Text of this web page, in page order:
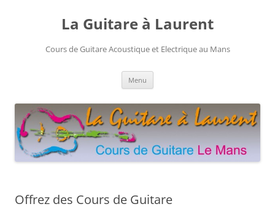
La Guitare à Laurent
Cours de Guitare Acoustique et Electrique au Mans
Menu
Offrez des Cours de Guitare